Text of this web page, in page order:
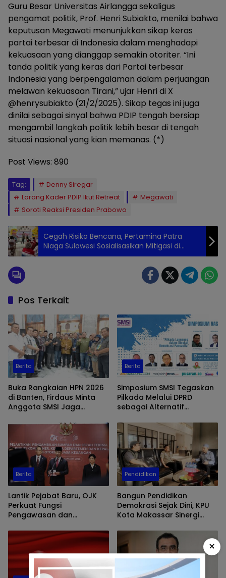
Guru Besar Universitas Airlangga sekaligus
pengamat politik, Prof. Henri Subiakto, menilai bahwa
keputusan Megawati menunjukkan sikap keras
partai terbesar di Indonesia dalam menghadapi
kekuasaan yang dianggap semakin otoriter. “Ini
tanda politik yang keras dari Partai terbesar
Indonesia yang berpengalaman dalam perjuangan
melawan kekuasaan Tirani,” ujar Henri di X
@henrysubiakto (21/2/2025). Sikap tegas ini juga
dinilai sebagai sinyal bahwa PDIP tengah bersiap
mengambil langkah politik lebih besar di tengah
situasi nasional yang kian memanas. (*)
Post Views: 890
Tag:
Denny Siregar
Larang Kader PDIP Ikut Retreat
Megawati
Soroti Reaksi Presiden Prabowo
Cegah Risiko Bencana, Pertamina Patra
Niaga Sulawesi Sosialisasikan Mitigasi di
Sekolah-sekolah Bitung
Pos Terkait
Berita
Buka Rangkaian HPN 2026
di Banten, Firdaus Minta
Anggota SMSI Jaga
Kejar Kecepatan Berita
Berita
Simposium SMSI Tegaskan
Pilkada Melalui DPRD
sebagai Alternatif
Berita
Lantik Pejabat Baru, OJK
Perkuat Fungsi
Pengawasan dan
Pendidikan
Bangun Pendidikan
Demokrasi Sejak Dini, KPU
Kota Makassar Sinergi
Pendidikan Sulsel
×